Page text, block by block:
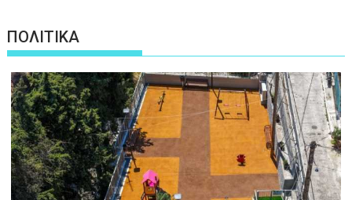
ΠΟΛΙΤΙΚΑ